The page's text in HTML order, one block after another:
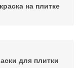
на плитке
для плитки